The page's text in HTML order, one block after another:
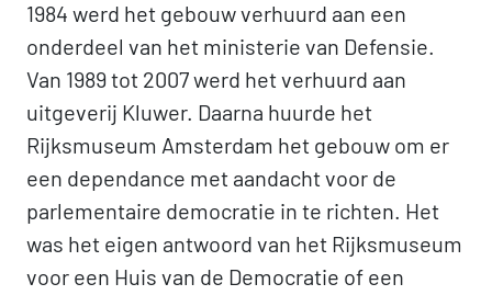
1984 werd het gebouw verhuurd aan een
onderdeel van het ministerie van Defensie.
Van 1989 tot 2007 werd het verhuurd aan
uitgeverij Kluwer. Daarna huurde het
Rijksmuseum Amsterdam het gebouw om er
een dependance met aandacht voor de
parlementaire democratie in te richten. Het
was het eigen antwoord van het Rijksmuseum
voor een Huis van de Democratie of een